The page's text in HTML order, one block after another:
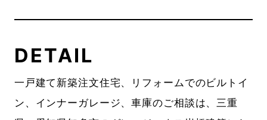
DETAIL
一戸建て新築注文住宅、リフォームでのビルトイ
ン、インナーガレージ、車庫のご相談は、三重